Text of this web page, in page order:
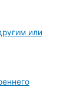
или